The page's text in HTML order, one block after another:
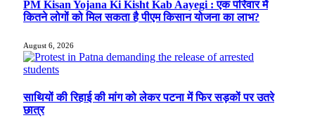
PM Kisan Yojana Ki Kisht Kab Aayegi : एक परिवार में
कितने लोगों को मिल सकता है पीएम किसान योजना का लाभ?
August 6, 2026
साथियों की रिहाई की मांग को लेकर पटना में फिर सड़कों पर उतरे
छात्र